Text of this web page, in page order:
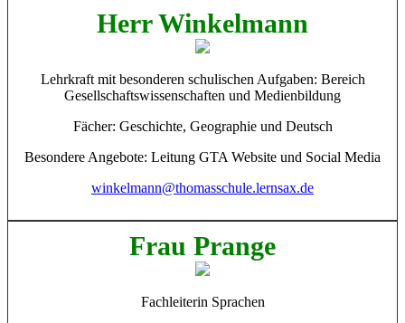
Herr Winkelmann
Lehrkraft mit besonderen schulischen Aufgaben: Bereich
Gesellschaftswissenschaften und Medienbildung
Fächer: Geschichte, Geographie und Deutsch
Besondere Angebote: Leitung GTA Website und Social Media
winkelmann@thomasschule.lernsax.de
Frau Prange
Fachleiterin Sprachen